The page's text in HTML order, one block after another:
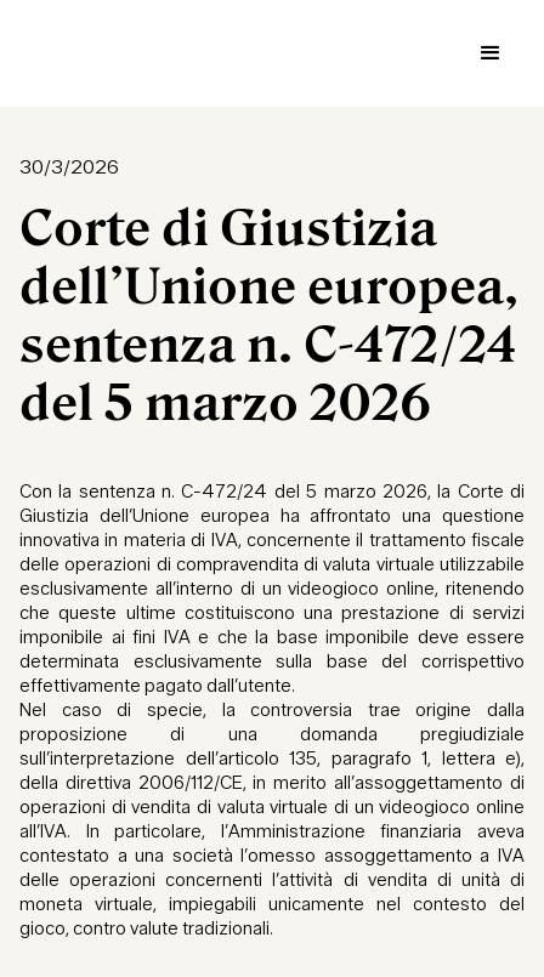
30/3/2026
Corte di Giustizia
dell’Unione europea,
sentenza n. C-472/24
del 5 marzo 2026
Con la sentenza n. C-472/24 del 5 marzo 2026, la Corte di
Giustizia dell’Unione europea ha affrontato una questione
innovativa in materia di IVA, concernente il trattamento fiscale
delle operazioni di compravendita di valuta virtuale utilizzabile
esclusivamente all’interno di un videogioco online, ritenendo
che queste ultime costituiscono una prestazione di servizi
imponibile ai fini IVA e che la base imponibile deve essere
determinata esclusivamente sulla base del corrispettivo
effettivamente pagato dall’utente.
Nel caso di specie, la controversia trae origine dalla
proposizione di una domanda pregiudiziale
sull’interpretazione dell’articolo 135, paragrafo 1, lettera e),
della direttiva 2006/112/CE, in merito all’assoggettamento di
operazioni di vendita di valuta virtuale di un videogioco online
all’IVA. In particolare, l’Amministrazione finanziaria aveva
contestato a una società l’omesso assoggettamento a IVA
delle operazioni concernenti l’attività di vendita di unità di
moneta virtuale, impiegabili unicamente nel contesto del
gioco, contro valute tradizionali.